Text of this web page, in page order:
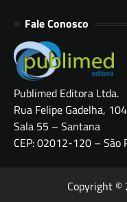
Fale Conosco
Publimed Editora Ltda.
Rua Felipe Gadelha, 104
Sala 55 – Santana
CEP: 02012-120 – São
Copyright ©